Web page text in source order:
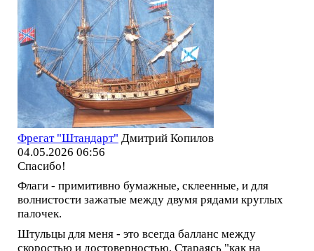
Фрегат "Штандарт" Дмитрий Копилов
04.05.2026 06:56
Спасибо!
Флаги - примитивно бумажные, склеенные, и для
волнистости зажатые между двумя рядами круглых
палочек.
Штульцы для меня - это всегда балланс между
скоростью и достоверностью. Стараясь "как на